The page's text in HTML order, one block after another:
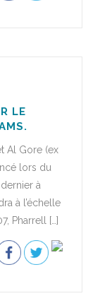
LE
Al Gore (ex
lors du
à
à l’échelle
Pharrell […]